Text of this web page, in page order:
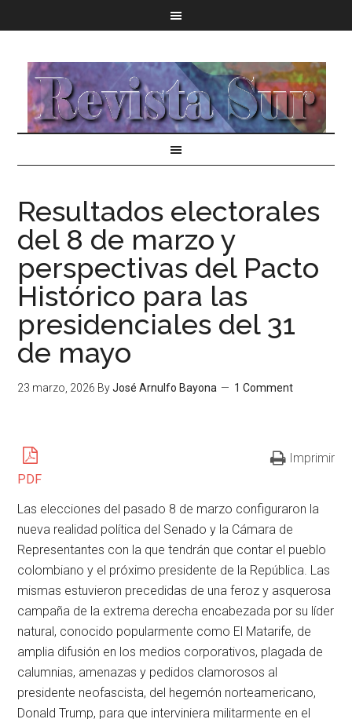
Resultados electorales
del 8 de marzo y
perspectivas del Pacto
Histórico para las
presidenciales del 31
de mayo
23 marzo, 2026 ByJosé Arnulfo Bayona 1 Comment
PDF
Imprimir
Las elecciones del pasado 8 de marzo configuraron la
nueva realidad política del Senado y la Cámara de
Representantes con la que tendrán que contar el pueblo
colombiano y el próximo presidente de la República. Las
mismas estuvieron precedidas de una feroz y asquerosa
campaña de la extrema derecha encabezada por su líder
natural, conocido popularmente como El Matarife, de
amplia difusión en los medios corporativos, plagada de
calumnias, amenazas y pedidos clamorosos al
presidente neofascista, del hegemón norteamericano,
Donald Trump, para que interviniera militarmente en el